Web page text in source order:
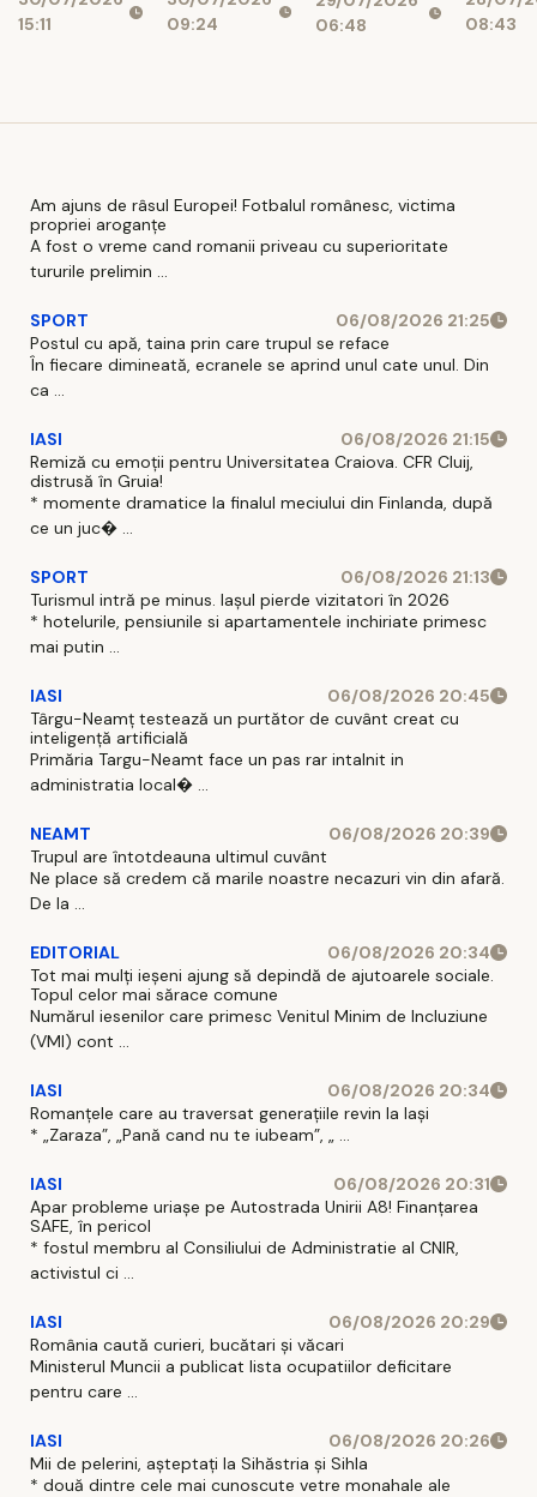
Dumnezeu”
15:11
09:24
06:48
08:43
Am ajuns de râsul Europei! Fotbalul românesc, victima
propriei aroganțe
A fost o vreme cand romanii priveau cu superioritate
tururile prelimin ...
SPORT
06/08/2026 21:25
Postul cu apă, taina prin care trupul se reface
În fiecare dimineată, ecranele se aprind unul cate unul. Din
ca ...
IASI
06/08/2026 21:15
Remiză cu emoții pentru Universitatea Craiova. CFR Cluij,
distrusă în Gruia!
* momente dramatice la finalul meciului din Finlanda, după
ce un juc� ...
SPORT
06/08/2026 21:13
Turismul intră pe minus. Iașul pierde vizitatori în 2026
* hotelurile, pensiunile si apartamentele inchiriate primesc
mai putin ...
IASI
06/08/2026 20:45
Târgu-Neamț testează un purtător de cuvânt creat cu
inteligență artificială
Primăria Targu-Neamt face un pas rar intalnit in
administratia local� ...
NEAMT
06/08/2026 20:39
Trupul are întotdeauna ultimul cuvânt
Ne place să credem că marile noastre necazuri vin din afară.
De la ...
EDITORIAL
06/08/2026 20:34
Tot mai mulți ieșeni ajung să depindă de ajutoarele sociale.
Topul celor mai sărace comune
Numărul iesenilor care primesc Venitul Minim de Incluziune
(VMI) cont ...
IASI
06/08/2026 20:34
Romanțele care au traversat generațiile revin la Iași
* „Zaraza”, „Pană cand nu te iubeam”, „ ...
IASI
06/08/2026 20:31
Apar probleme uriașe pe Autostrada Unirii A8! Finanțarea
SAFE, în pericol
* fostul membru al Consiliului de Administratie al CNIR,
activistul ci ...
IASI
06/08/2026 20:29
România caută curieri, bucătari și văcari
Ministerul Muncii a publicat lista ocupatiilor deficitare
pentru care ...
IASI
06/08/2026 20:26
Mii de pelerini, așteptați la Sihăstria și Sihla
* două dintre cele mai cunoscute vetre monahale ale